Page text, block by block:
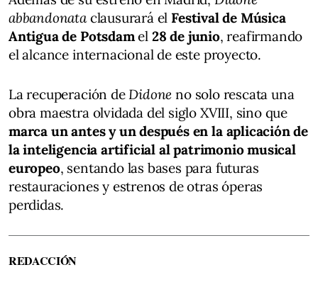
abbandonataclausurará el Festival de Música
Antigua de Potsdamel 28 de junio, reafirmando
el alcance internacional de este proyecto.
La recuperación deDidone no solo rescata una
obra maestra olvidada del siglo XVIII, sino que
marca un antes y un después en la aplicación de
la inteligencia artificial al patrimonio musical
europeo, sentando las bases para futuras
restauraciones y estrenos de otras óperas
perdidas.
REDACCIÓN